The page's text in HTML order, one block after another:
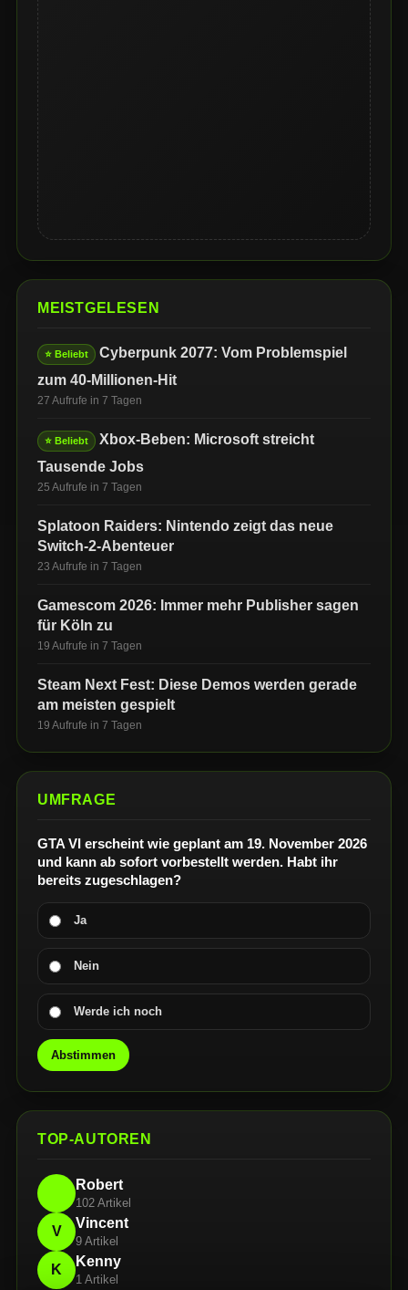
MEISTGELESEN
⭐ Beliebt
Cyberpunk 2077: Vom Problemspiel
zum 40-Millionen-Hit
27 Aufrufe in 7 Tagen
⭐ Beliebt
Xbox-Beben: Microsoft streicht
Tausende Jobs
25 Aufrufe in 7 Tagen
Splatoon Raiders: Nintendo zeigt das neue
Switch-2-Abenteuer
23 Aufrufe in 7 Tagen
Gamescom 2026: Immer mehr Publisher sagen
für Köln zu
19 Aufrufe in 7 Tagen
Steam Next Fest: Diese Demos werden gerade
am meisten gespielt
19 Aufrufe in 7 Tagen
UMFRAGE
GTA VI erscheint wie geplant am 19. November 2026
und kann ab sofort vorbestellt werden. Habt ihr
bereits zugeschlagen?
Ja
Nein
Werde ich noch
Abstimmen
TOP-AUTOREN
Robert
102 Artikel
V
Vincent
9 Artikel
K
Kenny
1 Artikel